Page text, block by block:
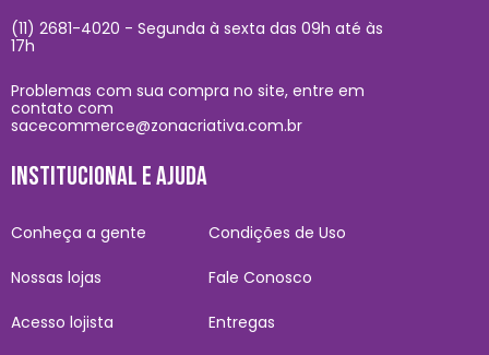
(11) 2681-4020 - Segunda à sexta das 09h até às
17h
Problemas com sua compra no site, entre em
contato com
sacecommerce@zonacriativa.com.br
INSTITUCIONAL E AJUDA
Conheça a gente
Nossas lojas
Acesso lojista
Condições de Uso
Fale Conosco
Entregas